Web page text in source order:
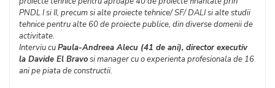
PNDL I si II, precum si alte proiecte tehnice/ SF/ DALI si alte studii
tehnice pentru alte 60 de proiecte publice, din diverse domenii de
activitate.
Interviu cuPaula-Andreea Alecu (41 de ani), director executiv
la Davide El Bravosi manager cu o experienta profesionala de 16
ani pe piata de constructii.